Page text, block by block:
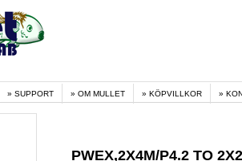
SUPPORT OM MULLET KÖPVILLKOR
PWEX,2X4M/P4.2 TO